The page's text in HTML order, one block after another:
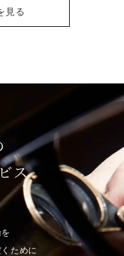
見る
ス
ために